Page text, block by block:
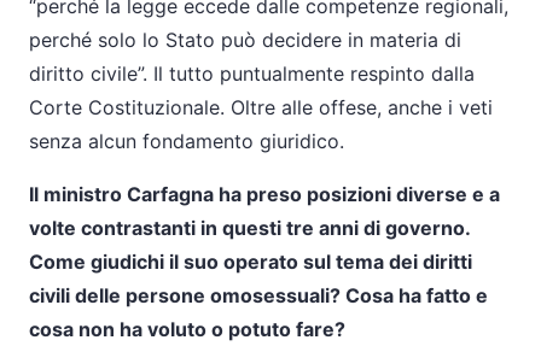
“perché la legge eccede dalle competenze regionali,
perché solo lo Stato può decidere in materia di
diritto civile”. Il tutto puntualmente respinto dalla
Corte Costituzionale. Oltre alle offese, anche i veti
senza alcun fondamento giuridico.
Il ministro Carfagna ha preso posizioni diverse e a
volte contrastanti in questi tre anni di governo.
Come giudichi il suo operato sul tema dei diritti
civili delle persone omosessuali? Cosa ha fatto e
cosa non ha voluto o potuto fare?